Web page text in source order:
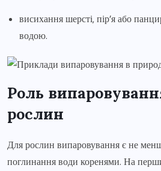
висихання шерсті, пір’я або
водою.
Роль
рослин
Для рослин випаровування є не
поглинання води коренями. На